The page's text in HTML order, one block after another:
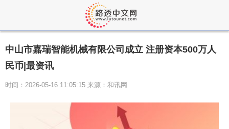
中山市嘉瑞智能机械有限公司成立 注册资本500万人
民币|最资讯
时间：2026-05-16 11:05:15 来源：和讯网